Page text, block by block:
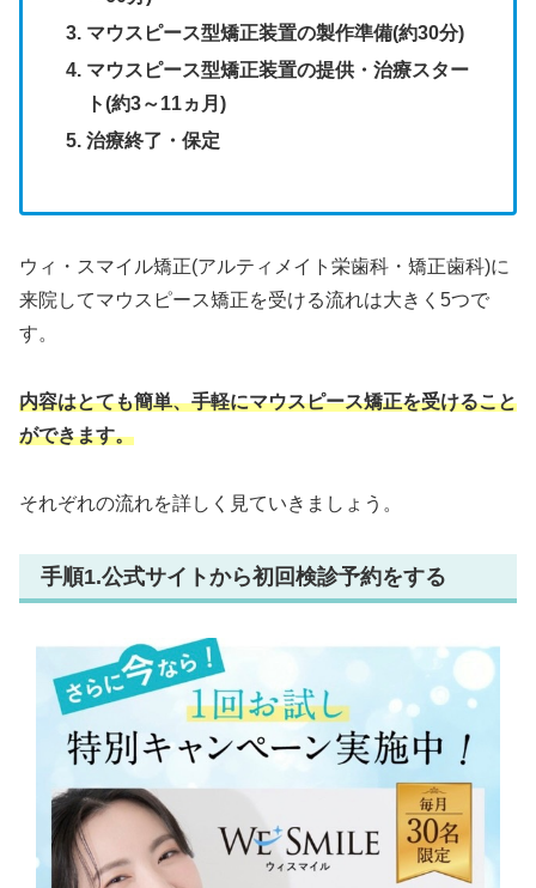
マウスピース型矯正装置の製作準備(約30分)
マウスピース型矯正装置の提供・治療スター
ト(約3～11ヵ月)
治療終了・保定
ウィ・スマイル矯正(アルティメイト栄歯科・矯正歯科)に
来院してマウスピース矯正を受ける流れは大きく5つで
す。
内容はとても簡単、手軽にマウスピース矯正を受けること
ができます。
それぞれの流れを詳しく見ていきましょう。
手順1.公式サイトから初回検診予約をする